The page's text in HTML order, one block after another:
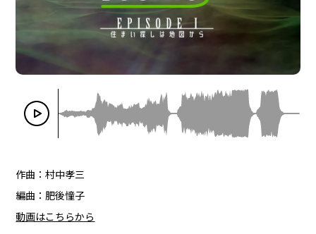
作曲：村中孝三
編曲：肥後憧子
動画はこちらから